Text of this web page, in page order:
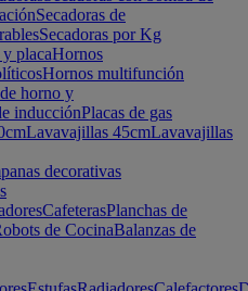
Secadoras de
Secadoras por Kg
placaHornos
Hornos multifunción
horno y
inducciónPlacas de gas
Lavavajillas 45cmLavavajillas
decorativas
CafeterasPlanchas de
de CocinaBalanzas de